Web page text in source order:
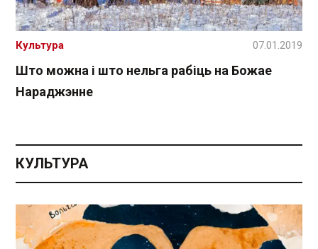
Што можна і што нельга рабіць на Божае
Нараджэнне
Культура 07.01.2019
КУЛЬТУРА